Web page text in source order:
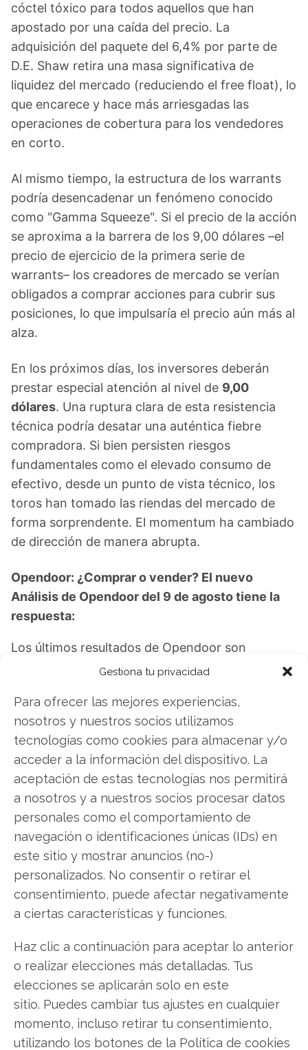
Gestiona tu privacidad
Para ofrecer las mejores experiencias,
nosotros y nuestros socios utilizamos
tecnologías como cookies para almacenar y/o
acceder a la información del dispositivo. La
aceptación de estas tecnologías nos permitirá
a nosotros y a nuestros socios procesar datos
personales como el comportamiento de
navegación o identificaciones únicas (IDs) en
este sitio y mostrar anuncios (no-)
personalizados. No consentir o retirar el
consentimiento, puede afectar negativamente
a ciertas características y funciones.
Haz clic a continuación para aceptar lo anterior
o realizar elecciones más detalladas. Tus
elecciones se aplicarán solo en este
sitio. Puedes cambiar tus ajustes en cualquier
momento, incluso retirar tu consentimiento,
utilizando los botones de la Política de cookies
cóctel tóxico para todos aquellos que han
apostado por una caída del precio. La
adquisición del paquete del 6,4% por parte de
D.E. Shaw retira una masa significativa de
liquidez del mercado (reduciendo el free float), lo
que encarece y hace más arriesgadas las
operaciones de cobertura para los vendedores
en corto.
Al mismo tiempo, la estructura de los warrants
podría desencadenar un fenómeno conocido
como "Gamma Squeeze". Si el precio de la acción
se aproxima a la barrera de los 9,00 dólares –el
precio de ejercicio de la primera serie de
warrants– los creadores de mercado se verían
obligados a comprar acciones para cubrir sus
posiciones, lo que impulsaría el precio aún más al
alza.
En los próximos días, los inversores deberán
prestar especial atención al nivel de 9,00
dólares. Una ruptura clara de esta resistencia
técnica podría desatar una auténtica fiebre
compradora. Si bien persisten riesgos
fundamentales como el elevado consumo de
efectivo, desde un punto de vista técnico, los
toros han tomado las riendas del mercado de
forma sorprendente. El momentum ha cambiado
de dirección de manera abrupta.
Opendoor: ¿Comprar o vender? El nuevo
Análisis de Opendoor del 9 de agosto tiene la
respuesta:
Los últimos resultados de Opendoor son
contundentes: Acción inmediata requerida para
invertir o es momento de vender? En el Análisis
gratuito actual del 9 de agosto descubrirá
exactamente qué hacer.
Opendoor: ¿Comprar o vender?¡Lee más aquí!
Opendoor
Compartir este artículo
Facebook
LinkedIn
Copiar enlace